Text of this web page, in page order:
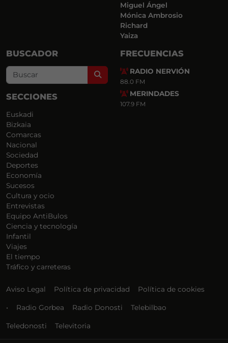
Miguel Ángel
Mónica Ambrosio
Richard
Yaiza
BUSCADOR
Search
SECCIONES
Euskadi
Bizkaia
Comarcas
Nacional
Sociedad
Deportes
Economía
Sucesos
Cultura y ocio
Entrevistas
Equipo AntiBulos
Ciencia y tecnología
Infantil
Viajes
El tiempo
Tráfico y carreteras
FRECUENCIAS
RADIO NERVIÓN
88.0 FM
MERINDADES
107.9 FM
Aviso Legal Política de privacidad Política de cookies
• Radio Gorbea Radio Donosti Telebilbao
Teledonosti Televitoria